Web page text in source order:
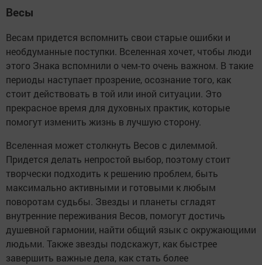
Весы
Весам придется вспомнить свои старые ошибки и
необдуманные поступки. Вселенная хочет, чтобы люди
этого Знака вспомнили о чем-то очень важном. В такие
периоды наступает прозрение, осознание того, как
стоит действовать в той или иной ситуации. Это
прекрасное время для духовных практик, которые
помогут изменить жизнь в лучшую сторону.
Вселенная может столкнуть Весов с дилеммой.
Придется делать непростой выбор, поэтому стоит
творчески подходить к решению проблем, быть
максимально активными и готовыми к любым
поворотам судьбы. Звезды и планеты сгладят
внутренние переживания Весов, помогут достичь
душевной гармонии, найти общий язык с окружающими
людьми. Также звезды подскажут, как быстрее
завершить важные дела, как стать более